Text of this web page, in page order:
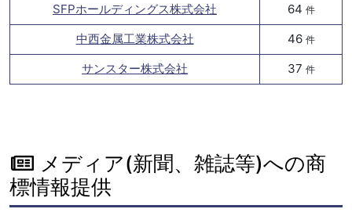
SFPホールディングス株式会社
64 件
中西金属工業株式会社 46 件
サンスター株式会社 37 件
メディア(新聞、雑誌等)への商
標情報提供